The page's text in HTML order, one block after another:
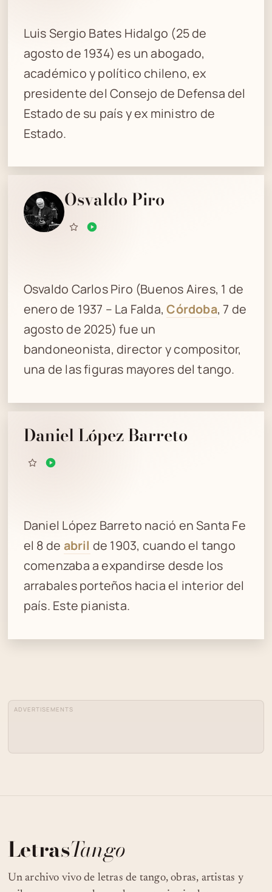
Luis Sergio Bates Hidalgo (25 de
agosto de 1934) es un abogado,
académico y político chileno, ex
presidente del Consejo de Defensa del
Estado de su país y ex ministro de
Estado.
Osvaldo Piro
Osvaldo Carlos Piro (Buenos Aires, 1 de
enero de 1937 – La Falda,Córdoba, 7 de
agosto de 2025) fue un
bandoneonista, director y compositor,
una de las figuras mayores del tango.
Daniel López Barreto
Daniel López Barreto nació en Santa Fe
el 8 de abril de 1903, cuando el tango
comenzaba a expandirse desde los
arrabales porteños hacia el interior del
país. Este pianista.
ADVERTISEMENTS
LetrasTango
Un archivo vivo de letras de tango, obras, artistas y